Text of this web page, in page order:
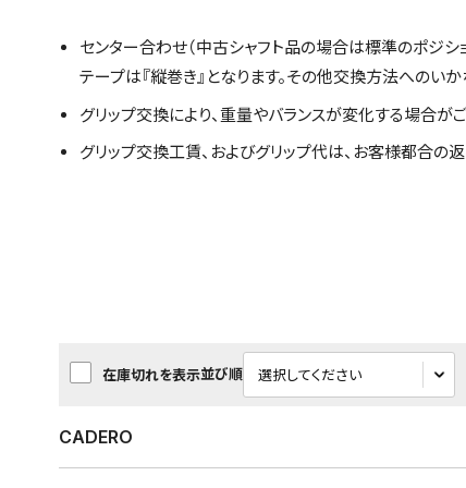
センター合わせ（中古シャフト品の場合は標準のポジシ
テープは『縦巻き』となります。その他交換方法へのい
グリップ交換により、重量やバランスが変化する場合が
グリップ交換工賃、およびグリップ代は、お客様都合
在庫切れを表示並び順
CADERO